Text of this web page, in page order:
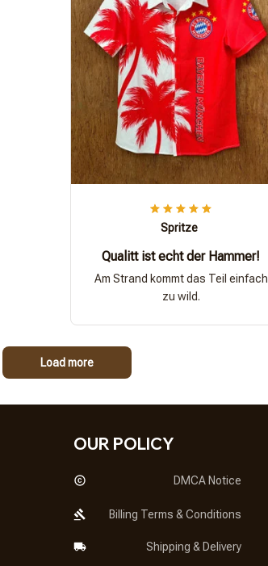
Spritze
Qualitt ist echt der Hammer!
Am Strand kommt das Teil einfach
zu wild.
Load more
OUR POLICY
DMCA Notice
Billing Terms & Conditions
Shipping & Delivery